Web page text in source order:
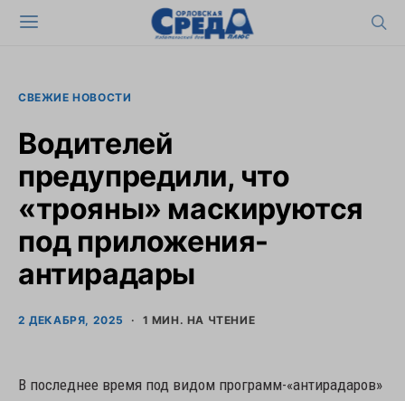
СВЕЖИЕ НОВОСТИ
Водителей
предупредили, что
«трояны» маскируются
под приложения-
антирадары
2 ДЕКАБРЯ, 2025 1 МИН. НА ЧТЕНИЕ
В последнее время под видом программ-«антирадаров»